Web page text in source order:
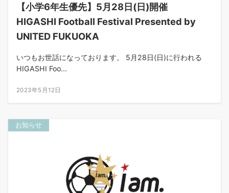
【小学6年生優先】5月28日(日)開催
HIGASHI Football Festival Presented by
UNITED FUKUOKA
いつもお世話になっております。 5月28日(日)に行われる
HIGASHI Foo...
2023年5月12日
お知らせ